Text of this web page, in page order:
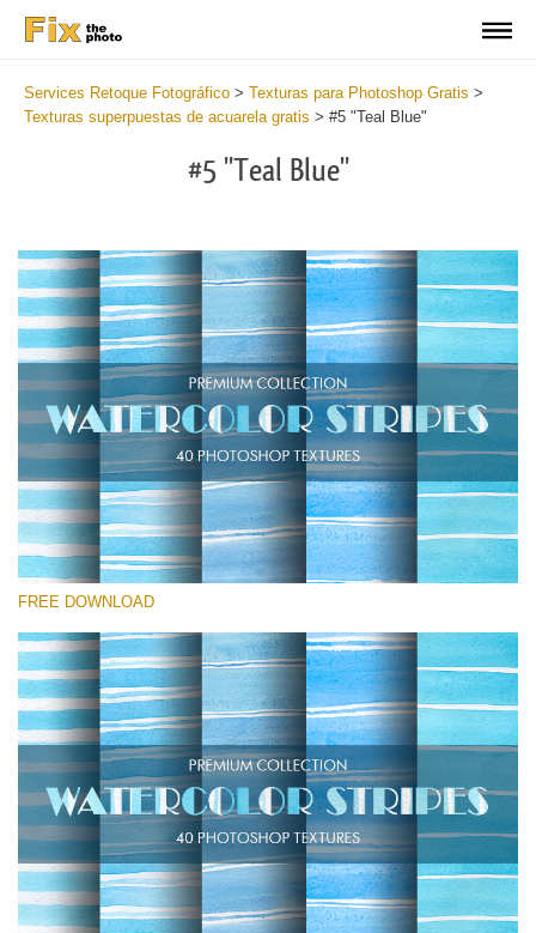
Services Retoque Fotográfico > Texturas para Photoshop Gratis >
Texturas superpuestas de acuarela gratis > #5 "Teal Blue"
#5 "Teal Blue"
Por favor seleccione
Small 800*533px
Stripes Watercolor
(25 Overlays)
Large 6000*4000px
Entire Collection
(1783 Overlays)
Large 6000*4000px
FREE DOWNLOAD